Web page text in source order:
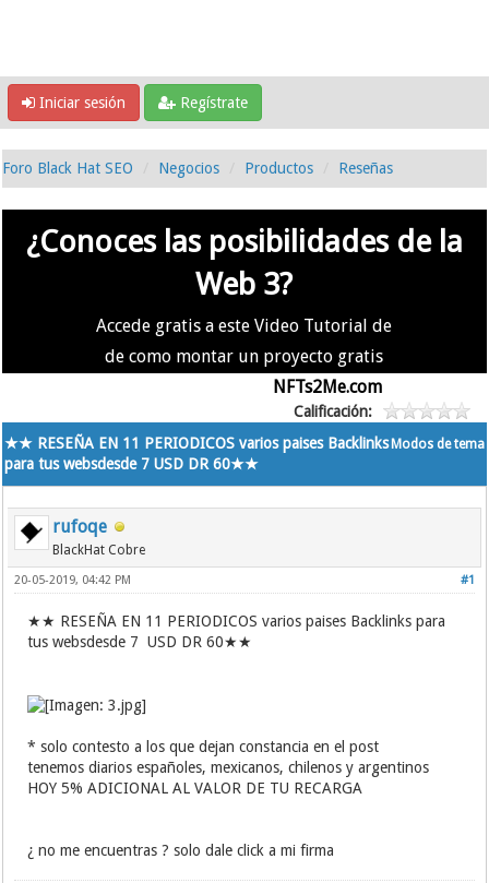
Iniciar sesión Regístrate
Foro Black Hat SEO Negocios Productos Reseñas
¿Conoces las posibilidades de la
Web 3?
Accede gratis a este Video Tutorial de
de como montar un proyecto gratis
NFTs2Me.com
Calificación:
Modos de tema
★★ RESEÑA EN 11 PERIODICOS varios paises Backlinks
para tus websdesde 7 USD DR 60★★
rufoqe
BlackHat Cobre
#1
20-05-2019, 04:42 PM
★★ RESEÑA EN 11 PERIODICOS varios paises Backlinks para
tus websdesde 7 USD DR 60★★
* solo contesto a los que dejan constancia en el post
tenemos diarios españoles, mexicanos, chilenos y argentinos
HOY 5% ADICIONAL AL VALOR DE TU RECARGA
¿ no me encuentras ? solo dale click a mi firma